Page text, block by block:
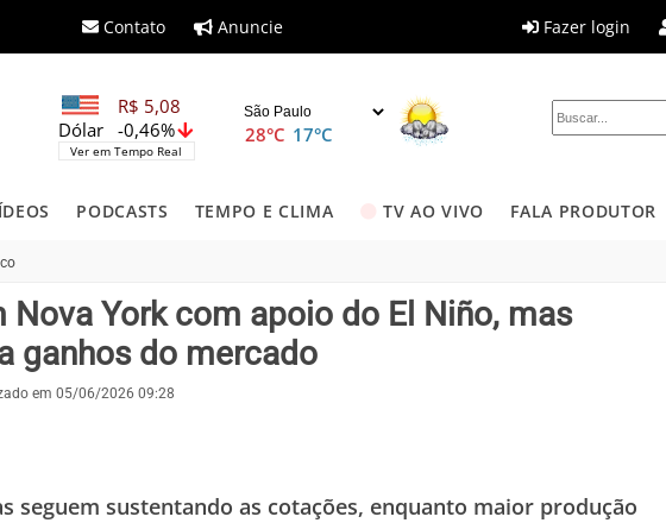
Contato Anuncie Fazer login
R$ 5,08
-0,46%
Dólar
Ver em Tempo Real
28°C 17°C
PODCASTS TEMPO E CLIMA TV AO VIVO FALA PRODUTOR
Nova York com apoio do El Niño, mas
ganhos do mercado
em 05/06/2026 09:28
seguem sustentando as cotações, enquanto maior produção